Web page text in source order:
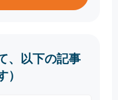
、以下の記事
）